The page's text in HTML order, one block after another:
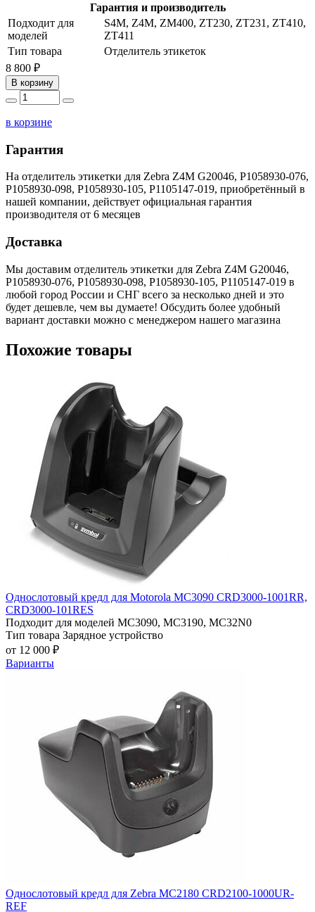
Гарантия и производитель
Подходит для
моделей
S4M, Z4M, ZM400, ZT230, ZT231, ZT410,
ZT411
Тип товара
Отделитель этикеток
8 800 ₽
В корзину
в корзине
Гарантия
На отделитель этикетки для Zebra Z4M G20046, P1058930-076,
P1058930-098, P1058930-105, P1105147-019, приобретённый в
нашей компании, действует официальная гарантия
производителя от 6 месяцев
Доставка
Мы доставим отделитель этикетки для Zebra Z4M G20046,
P1058930-076, P1058930-098, P1058930-105, P1105147-019 в
любой город России и СНГ всего за несколько дней и это
будет дешевле, чем вы думаете! Обсудить более удобный
вариант доставки можно с менеджером нашего магазина
Похожие товары
Однослотовый кредл для Motorola MC3090 СRD3000-1001RR,
СRD3000-101RES
Подходит для моделей MC3090, MC3190, MC32N0
Тип товара Зарядное устройство
от 12 000 ₽
Варианты
Однослотовый кредл для Zebra MC2180 CRD2100-1000UR-
REF